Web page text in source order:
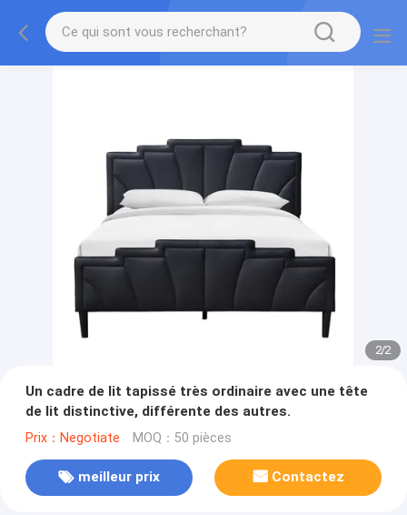
2/2
Un cadre de lit tapissé très ordinaire avec une tête
de lit distinctive, différente des autres.
Prix：Negotiate MOQ：50 pièces
meilleur prix Contactez